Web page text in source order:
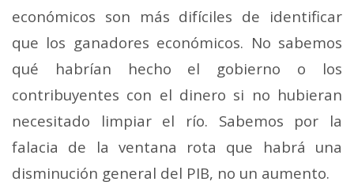
económicos son más difíciles de identificar
que los ganadores económicos. No sabemos
qué habrían hecho el gobierno o los
contribuyentes con el dinero si no hubieran
necesitado limpiar el río. Sabemos por la
falacia de la ventana rota que habrá una
disminución general del PIB, no un aumento.